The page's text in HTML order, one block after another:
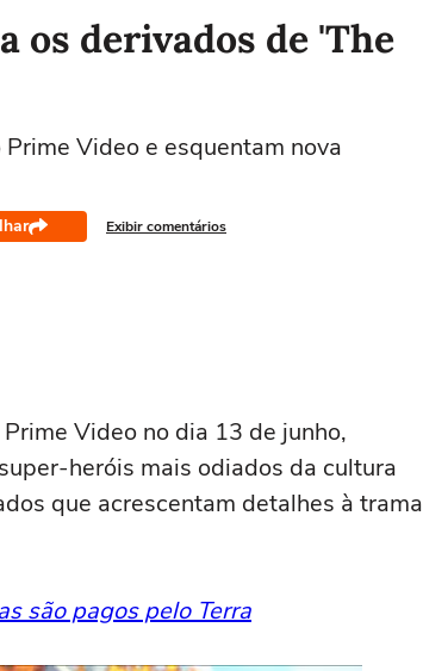
os derivados de 'The
Video e esquentam nova
Exibir comentários
Video no dia 13 de junho,
heróis mais odiados da cultura
que acrescentam detalhes à trama
são pagos pelo Terra